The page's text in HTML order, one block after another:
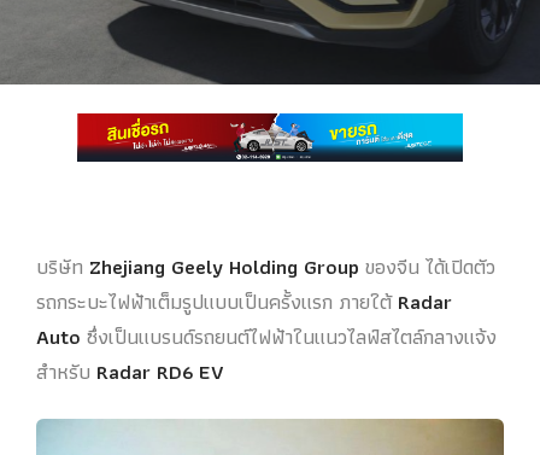
บริษัท Zhejiang Geely Holding Group ของจีน ได้เปิดตัว
รถกระบะไฟฟ้าเต็มรูปแบบเป็นครั้งแรก ภายใต้Radar
Auto ซึ่งเป็นแบรนด์รถยนต์ไฟฟ้าในแนวไลฟ์สไตล์กลางแจ้ง
สำหรับ Radar RD6 EV